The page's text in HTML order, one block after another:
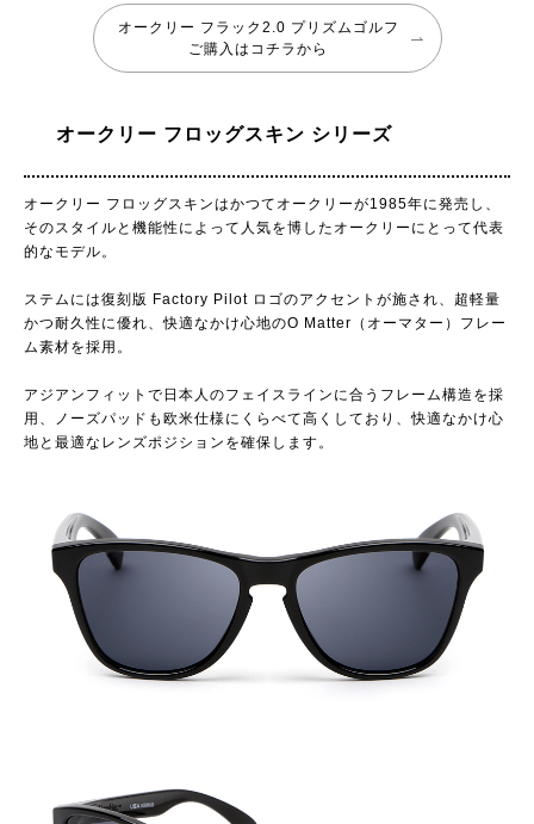
オークリー フラック2.0 プリズムゴルフ
ご購入はコチラから
オークリー フロッグスキン シリーズ
オークリー フロッグスキンはかつてオークリーが1985年に発売し、
そのスタイルと機能性によって人気を博したオークリーにとって代表
的なモデル。
ステムには復刻版 Factory Pilot ロゴのアクセントが施され、超軽量
かつ耐久性に優れ、快適なかけ心地のO Matter（オーマター）フレー
ム素材を採用。
アジアンフィットで日本人のフェイスラインに合うフレーム構造を採
用、ノーズパッドも欧米仕様にくらべて高くしており、快適なかけ心
地と最適なレンズポジションを確保します。